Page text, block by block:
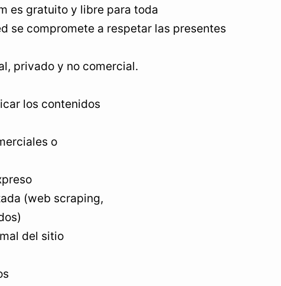
es gratuito y libre para toda
se compromete a respetar las presentes
privado y no comercial.
los contenidos
o
(web scraping,
del sitio